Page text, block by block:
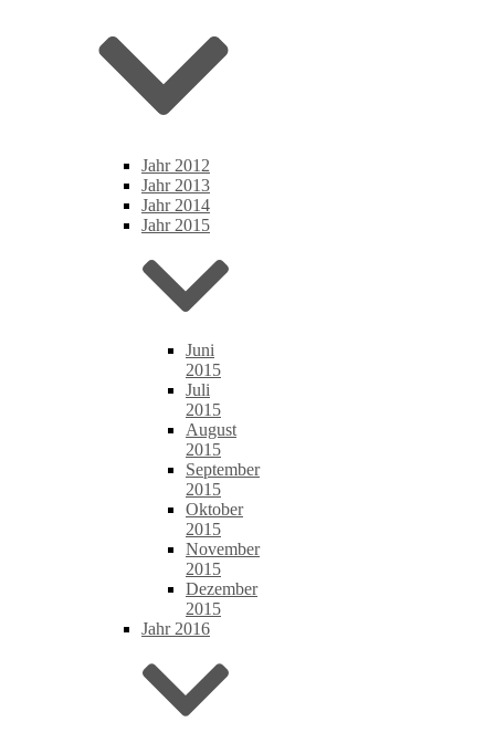
Jahr 2012
Jahr 2013
Jahr 2014
Jahr 2015
Juni
2015
Juli
2015
August
2015
September
2015
Oktober
2015
November
2015
Dezember
2015
Jahr 2016